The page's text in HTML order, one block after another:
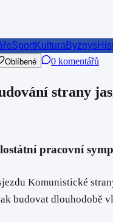
SportKultura Byznys
Oblíbené 0 komentářů
strany
pracovní
Komunistické
budovat